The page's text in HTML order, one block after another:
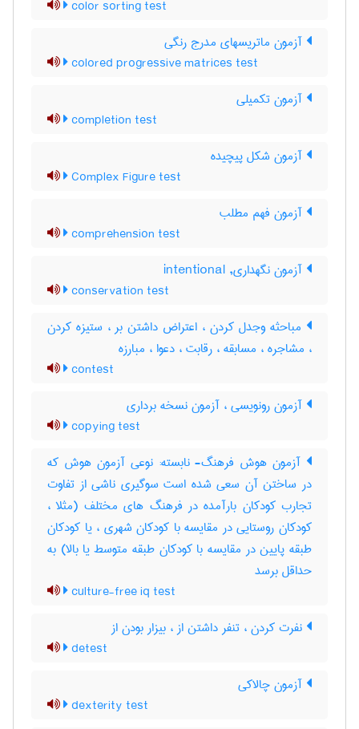
color sorting test
آزمون ماتریسهای مدرج رنگی
colored progressive matrices test
آزمون تکمیلی
completion test
آزمون شكل پيچيده
Complex Figure test
آزمون فهم مطلب
comprehension test
آزمون نگهداری, intentional
conservation test
مباحثه وجدل کردن ، اعتراض داشتن بر ، ستیزه کردن
، مشاجره ، مسابقه ، رقابت ، دعوا ، مبارزه
contest
آزمون رونویسی ، آزمون نسخه برداری
copying test
آزمون هوش فرهنگ- نابسته: نوعی آزمون هوش که
در ساختن آن سعی شده است سوگیری ناشی از تفاوت
تجارب کودکان بارآمده در فرهنگ های مختلف (مثلا ،
کودکان روستایی در مقایسه با کودکان شهری ، یا کودکان
طبقه پایین در مقایسه با کودکان طبقه متوسط یا بالا) به
حداقل برسد
culture-free iq test
نفرت کردن ، تنفر داشتن از ، بیزار بودن از
detest
آزمون چالاکی
dexterity test